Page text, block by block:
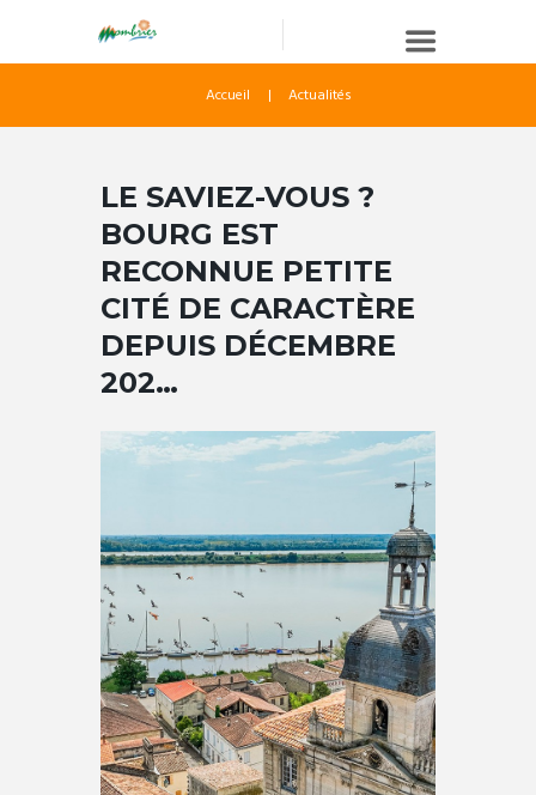
Accueil Actualités
LE SAVIEZ-VOUS ?
BOURG EST
RECONNUE PETITE
CITÉ DE CARACTÈRE
DEPUIS DÉCEMBRE
202…